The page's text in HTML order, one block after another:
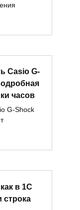
Casio G-
часов
G-Shock
в 1С
строка